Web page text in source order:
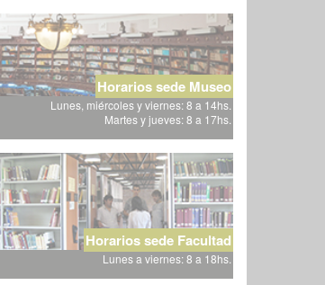
Horarios sede Museo
Lunes, miércoles y viernes: 8 a 14hs.
Martes y jueves: 8 a 17hs.
Horarios sede Facultad
Lunes a viernes: 8 a 18hs.